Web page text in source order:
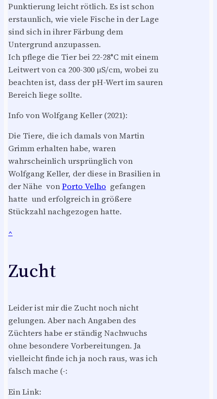
Punktierung leicht rötlich. Es ist schon
erstaunlich, wie viele Fische in der Lage
sind sich in ihrer Färbung dem
Untergrund anzupassen.
Ich pflege die Tier bei 22-28°C mit einem
Leitwert von ca 200-300 µS/cm, wobei zu
beachten ist, dass der pH-Wert im sauren
Bereich liege sollte.
Info von Wolfgang Keller (2021):
Die Tiere, die ich damals von Martin
Grimm erhalten habe, waren
wahrscheinlich ursprünglich von
Wolfgang Keller, der diese in Brasilien in
der Nähe vonPorto Velho gefangen
hatte und erfolgreich in größere
Stückzahl nachgezogen hatte.
^
Zucht
Leider ist mir die Zucht noch nicht
gelungen. Aber nach Angaben des
Züchters habe er ständig Nachwuchs
ohne besondere Vorbereitungen. Ja
vielleicht finde ich ja noch raus, was ich
falsch mache (-:
Ein Link: